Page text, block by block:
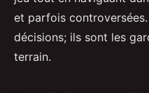
et parfois
décisions; ils sont les
terrain.